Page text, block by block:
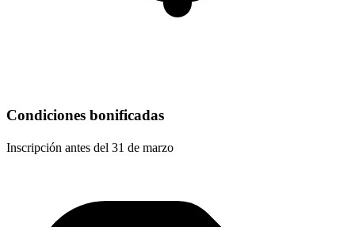
Condiciones bonificadas
Inscripción antes del 31 de marzo